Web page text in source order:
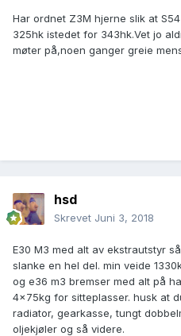
Har ordnet Z3M hjerne slik at
325hk istedet for 343hk.Vet jo
møter på,noen ganger greie
hsd
Skrevet Juni 3, 2018
E30 M3 med alt av ekstrautstyr
slanke en hel del. min veide
og e36 m3 bremser med alt på
4x75kg for sitteplasser. husk at
radiator, gearkasse, tungt
oljekjøler og så videre.